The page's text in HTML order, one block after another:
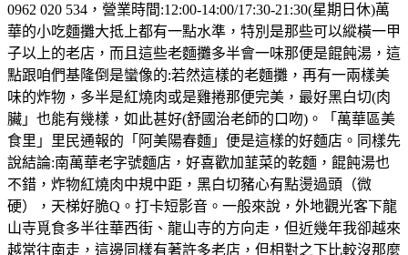
0962 020 534，營業時間:12:00-14:00/17:30-21:30(星期日休)萬
華的小吃麵攤大抵上都有一點水準，特別是那些可以縱橫一甲
子以上的老店，而且這些老麵攤多半會一味那便是餛飩湯，這
點跟咱們基隆倒是蠻像的:若然這樣的老麵攤，再有一兩樣美
味的炸物，多半是紅燒肉或是雞捲那便完美，最好黑白切(肉
臟」也能有幾樣，如此甚好(舒國治老師的口吻)。「萬華區美
食里」里民通報的「阿美陽春麵」便是這樣的好麵店。同樣先
說結論:南萬華老字號麵店，好喜歡加韮菜的乾麵，餛飩湯也
不錯，炸物紅燒肉中規中距，黑白切豬心有點燙過頭（微
硬），天梯好脆Q。打卡短影音。一般來說，外地觀光客下龍
山寺覓食多半往華西街、龍山寺的方向走，但近幾年我卻越來
越常往南走，這邊同樣有著許多老店，但相對之下比較沒那麼